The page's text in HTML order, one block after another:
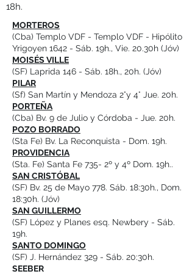
18h.
MORTEROS
(Cba) Templo VDF - Templo VDF - Hipólito
Yrigoyen 1642 - Sáb. 19h., Vie. 20.30h (Jóv)
MOISÉS VILLE
(SF) Laprida 146 - Sáb. 18h., 20h. (Jóv)
PILAR
(Sf) San Martín y Mendoza 2°y 4° Jue. 20h.
PORTEÑA
(Cba) Bv. 9 de Julio y Córdoba - Jue. 20h.
POZO BORRADO
(Sta Fe) Bv. La Reconquista - Dom. 19h.
PROVIDENCIA
(Sta. Fe) Santa Fe 735- 2º y 4º Dom. 19h..
SAN CRISTÓBAL
(SF) Bv. 25 de Mayo 778. Sáb. 18:30h., Dom.
18:30h. (Jóv)
SAN GUILLERMO
(SF) López y Planes esq. Newbery - Sáb.
19h.
SANTO DOMINGO
(SF) J. Hernández 329 - Sáb. 20:30h.
SEEBER